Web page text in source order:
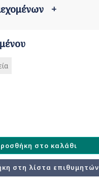
+
στο καλάθι
στη λίστα επιθυμητών